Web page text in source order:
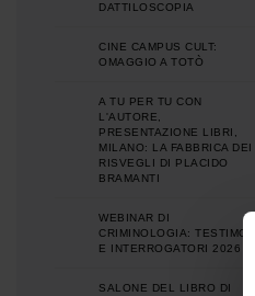
DATTILOSCOPIA
CINE CAMPUS CULT:
OMAGGIO A TOTÒ
A TU PER TU CON
L'AUTORE,
PRESENTAZIONE LIBRI,
MILANO: LA FABBRICA DEI
RISVEGLI DI PLACIDO
BRAMANTI
WEBINAR DI
CRIMINOLOGIA: TESTIMONI
E INTERROGATORI 2026
SALONE DEL LIBRO DI